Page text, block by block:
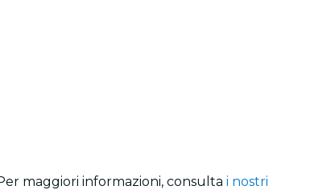
maggiori informazioni, consulta i nostri